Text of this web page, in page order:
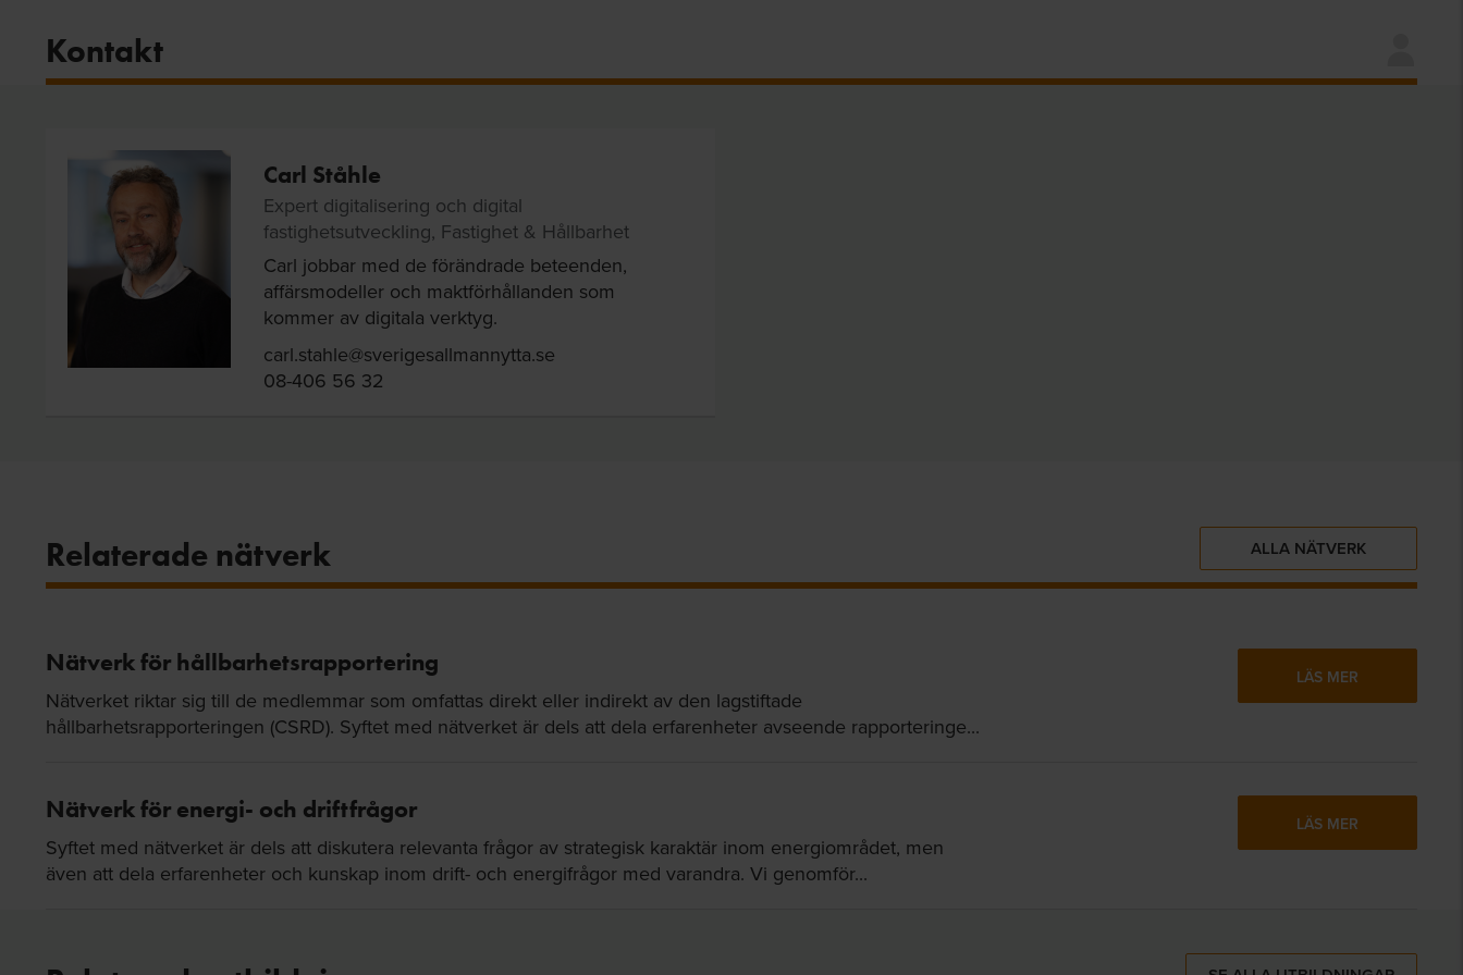
Kontakt
Carl Ståhle
Expert digitalisering och digital
fastighetsutveckling, Fastighet & Hållbarhet
Carl jobbar med de förändrade beteenden,
affärsmodeller och maktförhållanden som
kommer av digitala verktyg.
carl.stahle@sverigesallmannytta.se
08-406 56 32
Relaterade nätverk ALLA NÄTVERK
Nätverk för hållbarhetsrapportering
Nätverket riktar sig till de medlemmar som omfattas direkt eller indirekt av den lagstiftade
hållbarhetsrapporteringen (CSRD). Syftet med nätverket är dels att dela erfarenheter avseende rapporteringe...
LÄS MER
Nätverk för energi- och driftfrågor
Syftet med nätverket är dels att diskutera relevanta frågor av strategisk karaktär inom energiområdet, men
även att dela erfarenheter och kunskap inom drift- och energifrågor med varandra. Vi genomför...
LÄS MER